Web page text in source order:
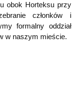
obok Horteksu przy
członków i
formalny oddział
w naszym mieście.